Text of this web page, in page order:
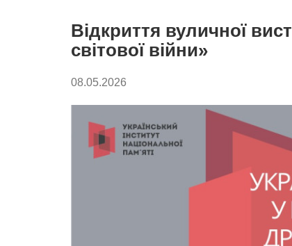
Відкриття вуличної
світової війни»
08.05.2026